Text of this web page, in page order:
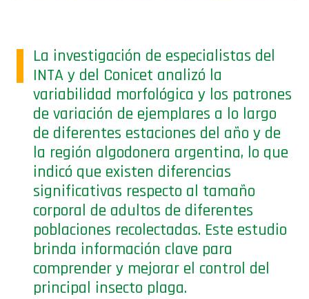
La investigación de especialistas del
INTA y del Conicet analizó la
variabilidad morfológica y los patrones
de variación de ejemplares a lo largo
de diferentes estaciones del año y de
la región algodonera argentina, lo que
indicó que existen diferencias
significativas respecto al tamaño
corporal de adultos de diferentes
poblaciones recolectadas. Este estudio
brinda información clave para
comprender y mejorar el control del
principal insecto plaga.